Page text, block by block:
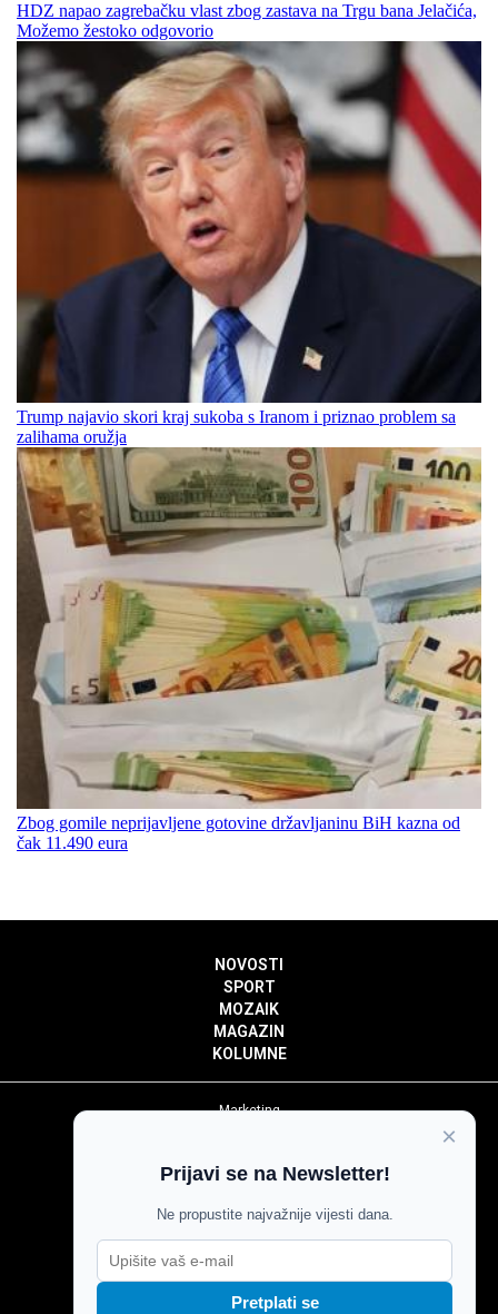
HDZ napao zagrebačku vlast zbog zastava na Trgu bana Jelačića,
Možemo žestoko odgovorio
Trump najavio skori kraj sukoba s Iranom i priznao problem sa
zalihama oružja
Zbog gomile neprijavljene gotovine državljaninu BiH kazna od
čak 11.490 eura
NOVOSTI
SPORT
MOZAIK
MAGAZIN
KOLUMNE
Marketing
Impressum
Pravila komentiranja
Agroglas
×
Prijavi se na Newsletter!
Ne propustite najvažnije vijesti dana.
Pretplati se